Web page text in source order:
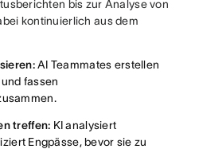
bis zur Analyse von
kontinuierlich aus dem
AI Teammates erstellen
fassen
treffen: KI analysiert
Engpässe, bevor sie zu